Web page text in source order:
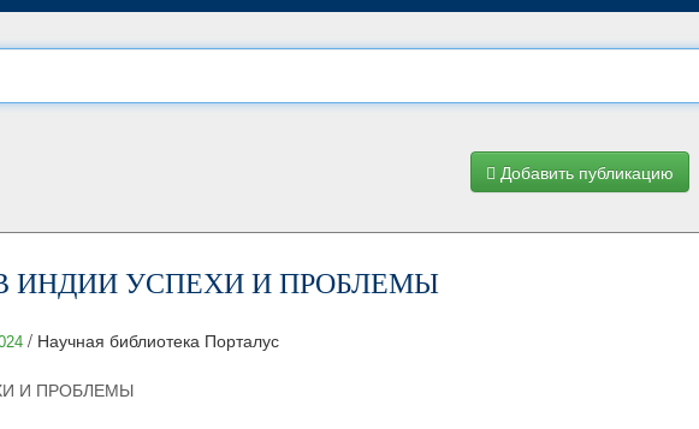
Добавить публикацию
ИНДИИ УСПЕХИ И ПРОБЛЕМЫ
/ Научная библиотека Порталус
И ПРОБЛЕМЫ